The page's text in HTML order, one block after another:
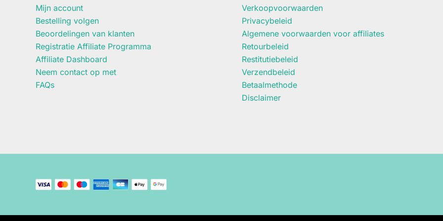
Mijn account
Bestelling volgen
Beoordelingen van klanten
Registratie Affiliate Programma
Affiliate Dashboard
Neem contact op met
FAQs
Verkoopvoorwaarden
Privacybeleid
Algemene voorwaarden voor affiliates
Retourbeleid
Restitutiebeleid
Verzendbeleid
Betaalmethode
Disclaimer